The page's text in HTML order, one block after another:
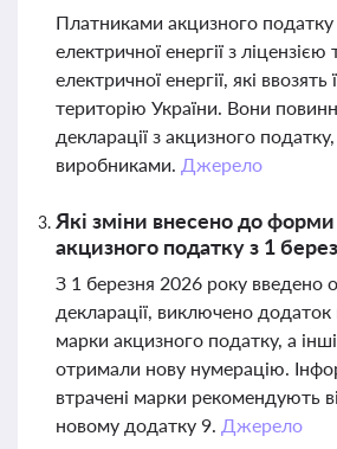
Платниками акцизного
електричної енергії з
електричної енергії, які ввозять
територію України. Вони
декларації з акцизного
виробниками. Джерело
Які зміни внесено до форми
акцизного податку з 1
З 1 березня 2026 року введено
декларації, виключено додаток
марки акцизного податку, а
отримали нову нумерацію.
втрачені марки рекомендують
новому додатку 9. Джерело